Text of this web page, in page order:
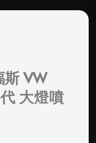
VW
大燈噴